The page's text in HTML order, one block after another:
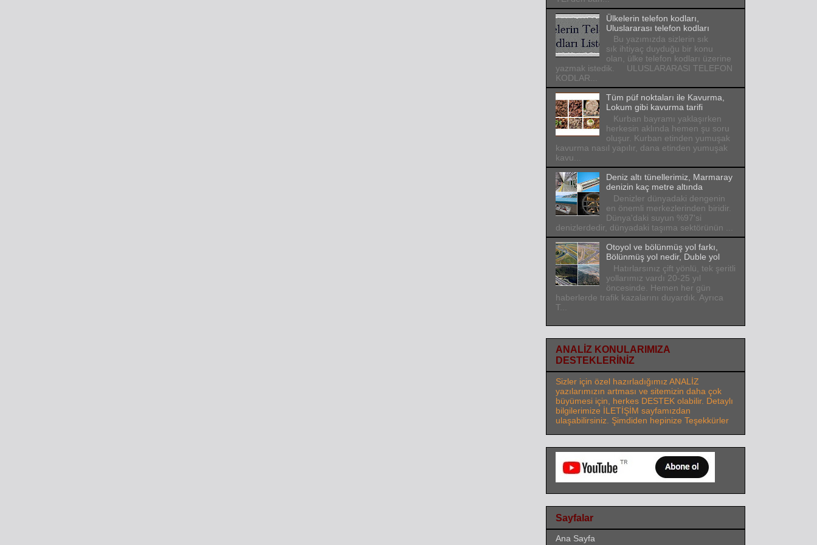
Ülkelerin telefon kodları,
Uluslararası telefon kodları
Bu yazımızda sizlerin sık
sık ihtiyaç duyduğu bir konu
olan, ülke telefon kodları üzerine
yazmak istedik. ULUSLARARASI TELEFON
KODLAR...
Tüm püf noktaları ile Kavurma,
Lokum gibi kavurma tarifi
Kurban bayramı yaklaşırken
herkesin aklında hemen şu soru
oluşur. Kurban etinden yumuşak
kavurma nasıl yapılır, dana etinden yumuşak
kavu...
Deniz altı tünellerimiz, Marmaray
denizin kaç metre altında
Denizler dünyadaki dengenin
en önemli merkezlerinden biridir.
Dünya'daki suyun %97'si
denizlerdedir, dünyadaki taşıma sektörünün ...
Otoyol ve bölünmüş yol farkı,
Bölünmüş yol nedir, Duble yol
Hatırlarsınız çift yönlü, tek şeritli
yollarımız vardı 20-25 yıl
öncesinde. Hemen her gün
haberlerde trafik kazalarını duyardık. Ayrıca
T...
ANALİZ KONULARIMIZA
DESTEKLERİNİZ
Sizler için özel hazırladığımız ANALİZ
yazılarımızın artması ve sitemizin daha çok
büyümesi için, herkes DESTEK olabilir. Detaylı
bilgilerimize İLETİŞİM sayfamızdan
ulaşabilirsiniz. Şimdiden hepinize Teşekkürler
Sayfalar
Ana Sayfa